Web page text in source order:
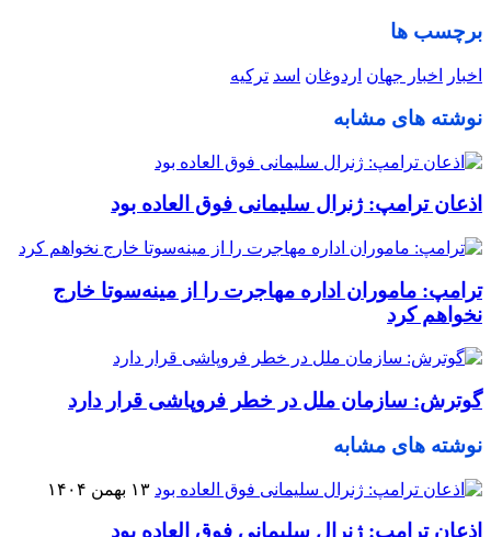
برچسب ها
اخبار اخبار جهان اردوغان اسد ترکیه
نوشته های مشابه
اذعان ترامپ: ژنرال سلیمانی فوق العاده بود
ترامپ: ماموران اداره مهاجرت را از مینه‌سوتا خارج
نخواهم کرد
گوترش: سازمان ملل در خطر فروپاشی قرار دارد
نوشته های مشابه
۱۳ بهمن ۱۴۰۴
اذعان ترامپ: ژنرال سلیمانی فوق العاده بود